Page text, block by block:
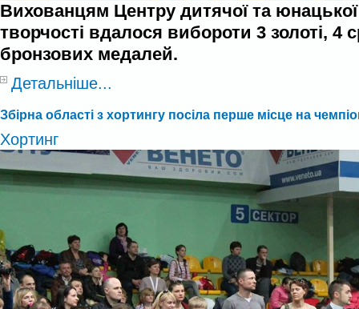
Вихованцям Центру дитячої та юнацької
творчості вдалося вибороти 3 золоті, 4
бронзових медалей.
Детальніше...
Збірна області з хортингу посіла перше місце на
Хортинг